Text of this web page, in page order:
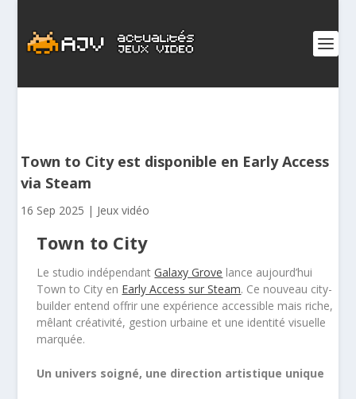
Town to City est disponible en Early Access
via Steam
16 Sep 2025 | Jeux vidéo
Town to City
Le studio indépendantGalaxy Grove lance aujourd’hui
Town to City en Early Access sur Steam. Ce nouveau city-
builder entend offrir une expérience accessible mais riche,
mêlant créativité, gestion urbaine et une identité visuelle
marquée.
Un univers soigné, une direction artistique unique